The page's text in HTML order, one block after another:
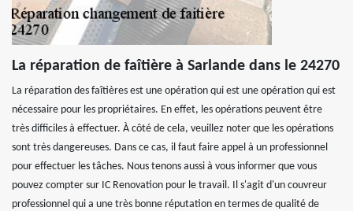
La réparation de faîtière à Sarlande dans le 24270
La réparation des faîtières est une opération qui est une opération qui est
nécessaire pour les propriétaires. En effet, les opérations peuvent être
très difficiles à effectuer. À côté de cela, veuillez noter que les opérations
sont très dangereuses. Dans ce cas, il faut faire appel à un professionnel
pour effectuer les tâches. Nous tenons aussi à vous informer que vous
pouvez compter sur IC Renovation pour le travail. Il s'agit d'un couvreur
professionnel qui a une très bonne réputation en termes de qualité de